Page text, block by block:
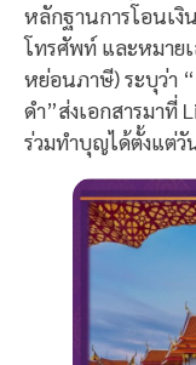
หลักฐานการโอนเ
โทรศัพท์ และหมาย
หย่อนภาษี) ระบุว่า
ดำ”ส่งเอกสารมาที่
ร่วมทำบุญได้ตั้งแต่